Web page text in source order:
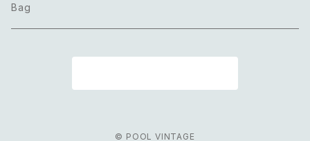
Pierce
Tops
Bag
© POOL VINTAGE